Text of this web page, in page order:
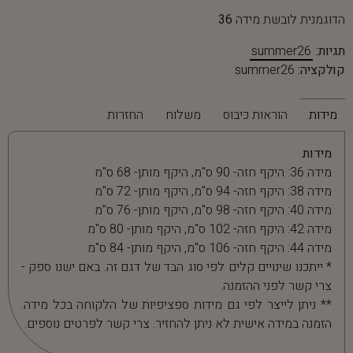
הדוגמנית לובשת מידה 36
תגיות: summer26
קולקציה: summer26
מידות הוראות כיבוס משלוח החזרות
מידות
מידה 36: היקף חזה- 90 ס"מ, היקף מותן- 68 ס"מ
מידה 38: היקף חזה- 94 ס"מ, היקף מותן- 72 ס"מ
מידה 40: היקף חזה- 98 ס"מ, היקף מותן- 76 ס"מ
מידה 42: היקף חזה- 102 ס"מ, היקף מותן- 80 ס"מ
מידה 44: היקף חזה- 106 ס"מ, היקף מותן- 84 ס"מ
* ייתכנו שינויים קלים לפי סוג הבד של דגם זה. באם ישנו ספק -
צרי קשר לפני ההזמנה.
** ניתן לייצר לפי גם מידות ספציפיות של הלקוחה בכל מידה.
הזמנה במידה אישית לא ניתן להחזיר. צרי קשר לפרטים נוספים.